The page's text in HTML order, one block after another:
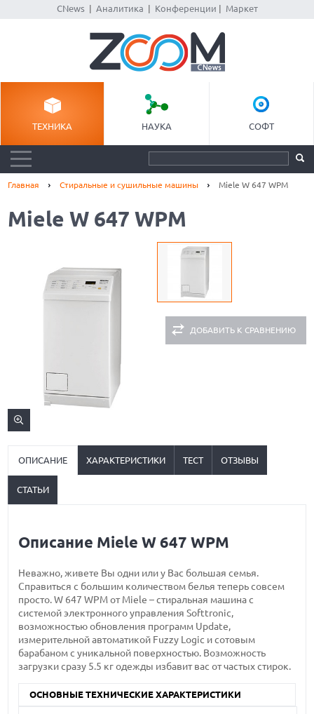
CNews| Аналитика Конференции Маркет
ТЕХНИКА НАУКА СОФТ
Главная Стиральные и сушильные машины Miele W 647 WPM
Miele W 647 WPM
ДОБАВИТЬ К СРАВНЕНИЮ
ОПИСАНИЕ ХАРАКТЕРИСТИКИ ТЕСТ ОТЗЫВЫ
СТАТЬИ
Описание Miele W 647 WPM
Неважно, живете Вы одни или у Вас большая семья.
Справиться с большим количеством белья теперь совсем
просто. W 647 WPM от Miele – стиральная машина с
системой электронного управления Softtronic,
возможностью обновления программ Update,
измерительной автоматикой Fuzzy Logic и сотовым
барабаном с уникальной поверхностью. Возможность
загрузки сразу 5.5 кг одежды избавит вас от частых стирок.
ОСНОВНЫЕ ТЕХНИЧЕСКИЕ ХАРАКТЕРИСТИКИ